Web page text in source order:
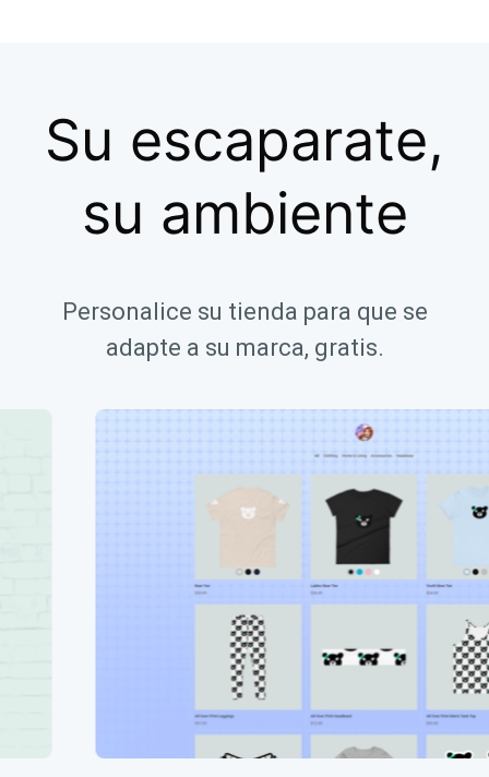
Su escaparate,
su ambiente
Personalice su tienda para que se
adapte a su marca, gratis.